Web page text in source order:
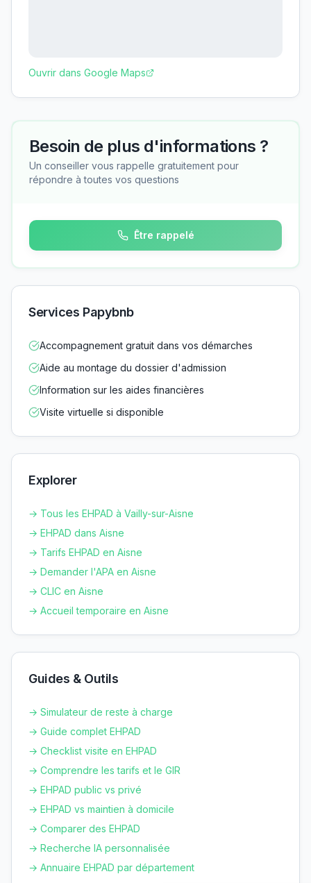
Ouvrir dans Google Maps
Besoin de plus d'informations ?
Un conseiller vous rappelle gratuitement pour
répondre à toutes vos questions
Être rappelé
Services Papybnb
Accompagnement gratuit dans vos démarches
Aide au montage du dossier d'admission
Information sur les aides financières
Visite virtuelle si disponible
Explorer
→ Tous les EHPAD à Vailly-sur-Aisne
→ EHPAD dans Aisne
→ Tarifs EHPAD en Aisne
→ Demander l'APA en Aisne
→ CLIC en Aisne
→ Accueil temporaire en Aisne
Guides & Outils
→ Simulateur de reste à charge
→ Guide complet EHPAD
→ Checklist visite en EHPAD
→ Comprendre les tarifs et le GIR
→ EHPAD public vs privé
→ EHPAD vs maintien à domicile
→ Comparer des EHPAD
→ Recherche IA personnalisée
→ Annuaire EHPAD par département